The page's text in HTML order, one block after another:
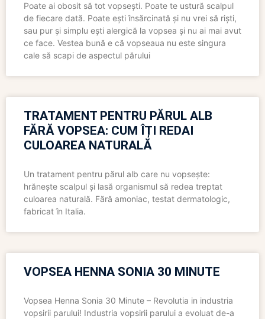
Poate ai obosit să tot vopsești. Poate te ustură scalpul
de fiecare dată. Poate ești însărcinată și nu vrei să riști,
sau pur și simplu ești alergică la vopsea și nu ai mai avut
ce face. Vestea bună e că vopseaua nu este singura
cale să scapi de aspectul părului
TRATAMENT PENTRU PĂRUL ALB
FĂRĂ VOPSEA: CUM ÎȚI REDAI
CULOAREA NATURALĂ
Un tratament pentru părul alb care nu vopsește:
hrănește scalpul și lasă organismul să redea treptat
culoarea naturală. Fără amoniac, testat dermatologic,
fabricat în Italia.
VOPSEA HENNA SONIA 30 MINUTE
Vopsea Henna Sonia 30 Minute – Revolutia in industria
vopsirii parului! Industria vopsirii parului a evoluat de-a